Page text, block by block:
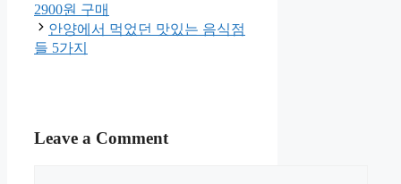
2900원 구매
안양에서 먹었던 맛있는 음식점
들 5가지
Leave a Comment